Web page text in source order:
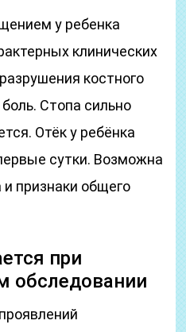
у ребенка
клинических
костного
Стопа сильно
Отёк у ребёнка
сутки. Возможна
признаки общего
при
обследовании